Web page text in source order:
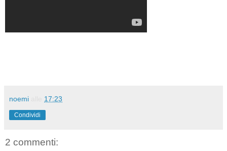
noemi 17:23
Condividi
2 commenti: